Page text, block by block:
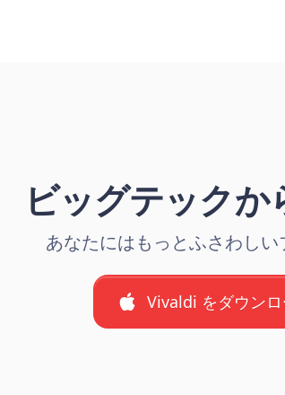
ビッグテックか
あなたにはもっとふさわしい
Vivaldi をダウンロ